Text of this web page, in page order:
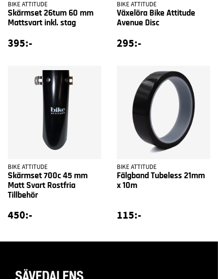
BIKE ATTITUDE
Skärmset 26tum 60 mm
Mattsvart inkl. stag
395:-
BIKE ATTITUDE
Växelöra Bike Attitude
Avenue Disc
295:-
BIKE ATTITUDE
Skärmset 700c 45 mm
Matt Svart Rostfria
Tillbehör
450:-
BIKE ATTITUDE
Fälgband Tubeless 21mm
x 10m
115:-